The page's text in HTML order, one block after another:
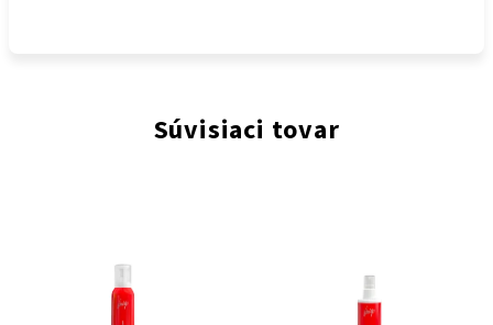
Súvisiaci tovar